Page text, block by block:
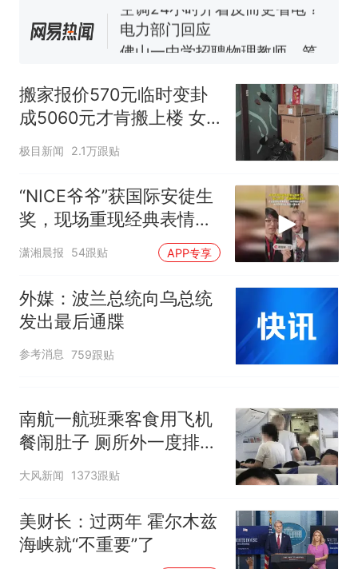
佛山一中学招聘物理教师，笔
试前13名均遭淘汰？教育局：
核查
搜，网友：天塌了！
热 那个在床头放菜刀的女孩，
因老师一句“跟我回家”改写了
人生
搬家报价570元临时变卦
成5060元才肯搬上楼 女
子傻眼
极目新闻 2.1万跟贴
“NICE爷爷”获国际安徒生
奖，现场重现经典表情
包，向中国粉丝问好
潇湘晨报 54跟贴 APP专享
外媒：波兰总统向乌总统
发出最后通牒
参考消息 759跟贴
南航一航班乘客食用飞机
餐闹肚子 厕所外一度排长
队
大风新闻 1373跟贴
美财长：过两年 霍尔木兹
海峡就“不重要”了